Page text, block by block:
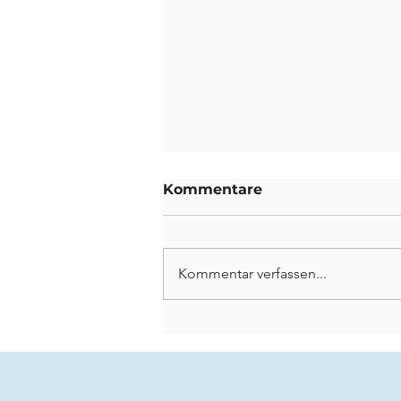
hinterlassen: Ein
Kommentare
Kommentar verfassen...